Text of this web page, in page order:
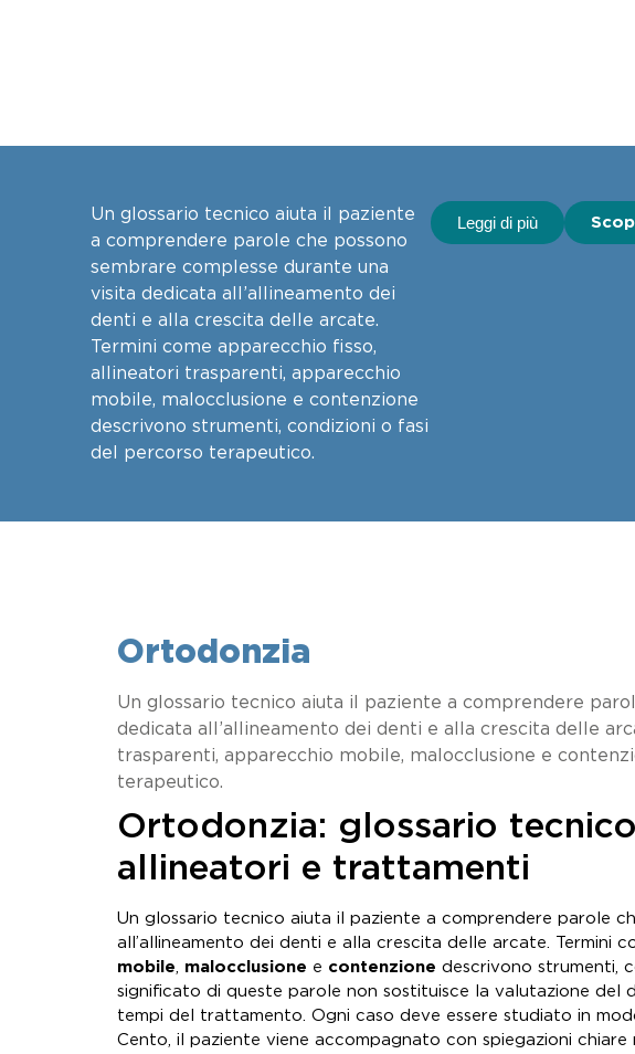
Un glossario tecnico aiuta il paziente
a comprendere parole che possono
sembrare complesse durante una
visita dedicata all’allineamento dei
denti e alla crescita delle arcate.
Termini come apparecchio fisso,
allineatori trasparenti, apparecchio
mobile, malocclusione e contenzione
descrivono strumenti, condizioni o fasi
del percorso terapeutico.
Leggi di più
Ortodonzia
Un glossario tecnico aiuta il paziente a comprendere
dedicata all’allineamento dei denti e alla crescita delle
trasparenti, apparecchio mobile, malocclusione e
terapeutico.
Ortodonzia: glossario
allineatori e trattamenti
Un glossario tecnico aiuta il paziente a comprendere parole
all’allineamento dei denti e alla crescita delle arcate. Termini
mobile, malocclusione e contenzione descrivono strumenti,
significato di queste parole non sostituisce la valutazione del
tempi del trattamento. Ogni caso deve essere studiato in
Cento, il paziente viene accompagnato con spiegazioni chiare